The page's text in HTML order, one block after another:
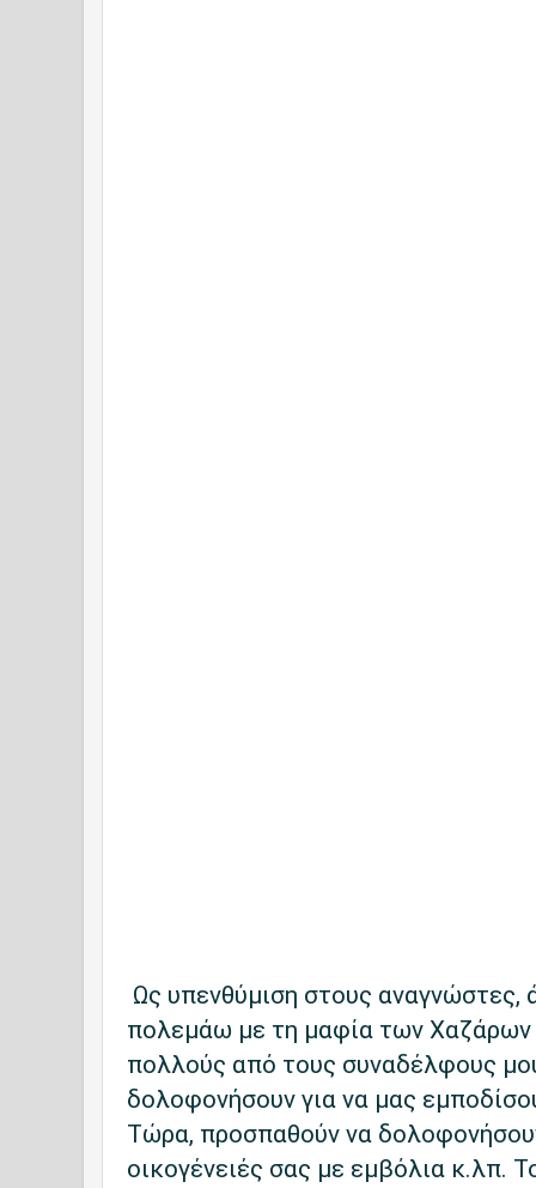
Ως υπενθύμιση στους αναγνώστες,
πολεμάω με τη μαφία των
πολλούς από τους συναδέλφους
δολοφονήσουν για να μας
Τώρα, προσπαθούν να
οικογένειές σας με εμβόλια κ.λπ.